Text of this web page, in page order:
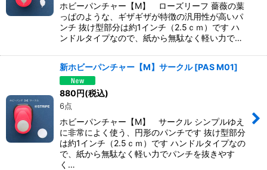
ホビーパンチャー【M】 ローズリーフ 薔薇の葉
っぱのような、ギザギザが特徴の汎用性が高いパ
ンチ 抜け型部分は約1インチ（2.5ｃｍ）です ハ
ンドルタイプなので、紙から無駄なく軽い力で…
新ホビーパンチャー【M】サークル [PAS M01]
880円(税込)
6点
ホビーパンチャー【M】 サークル シンプルゆえ
に非常によく使う、円形のパンチです 抜け型部分
は約1インチ（2.5ｃｍ）です ハンドルタイプなの
で、紙から無駄なく軽い力でパンチを抜きやす
く…